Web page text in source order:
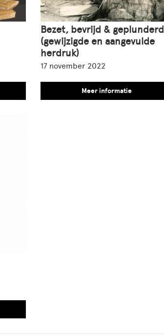
Bezet, bevrijd & geplunderd
(gewijzigde en aangevulde
herdruk)
17 november 2022
Meer informatie